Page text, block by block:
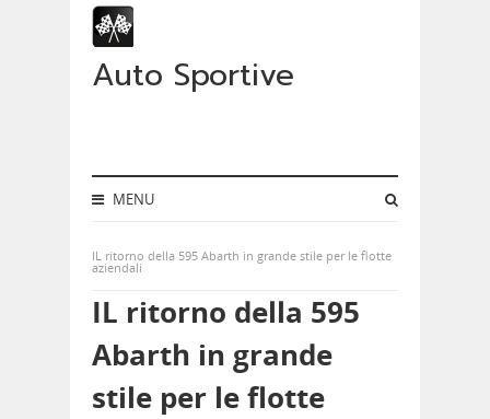
Auto Sportive
MENU
IL ritorno della 595 Abarth in grande stile per le flotte
aziendali
IL ritorno della 595
Abarth in grande
stile per le flotte